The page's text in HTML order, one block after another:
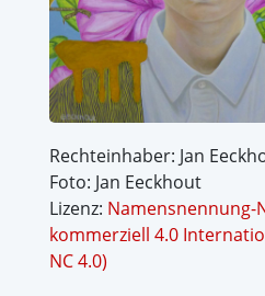
Rechteinhaber: Jan
Foto: Jan Eeckhout
Lizenz: Namensnennung-
kommerziell 4.0
NC 4.0)